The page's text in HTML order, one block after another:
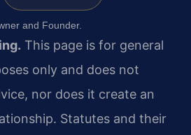
and Founder.
This page is for general
only and does not
nor does it create an
Statutes and their